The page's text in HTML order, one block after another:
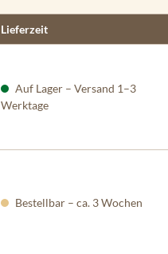
Lieferzeit
Auf Lager – Versand 1–3
Werktage
Bestellbar – ca. 3 Wochen